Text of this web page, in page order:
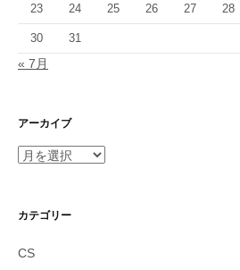
23 24 25 26 27 28
30 31
« 7月
アーカイブ
ア
イ
カテゴリー
CS